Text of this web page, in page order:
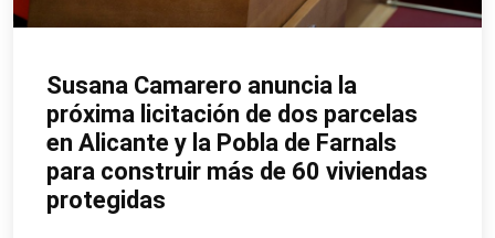
Susana Camarero anuncia la
próxima licitación de dos parcelas
en Alicante y la Pobla de Farnals
para construir más de 60 viviendas
protegidas